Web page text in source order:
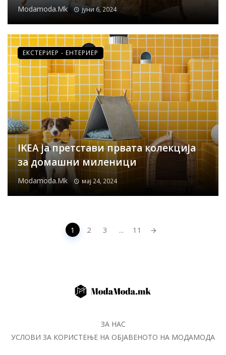
Modamoda.mk јуни 6, 2024
IKEA ја претстави првата колекција
за домашни миленици
Modamoda.mk мај 24, 2024
ЕКСТЕРИЕР - ЕНТЕРИЕР
1 2 3 ... 11
ЗА НАС
УСЛОВИ ЗА КОРИСТЕЊЕ НА ОБЈАВЕНОТО НА МОДАМОДА